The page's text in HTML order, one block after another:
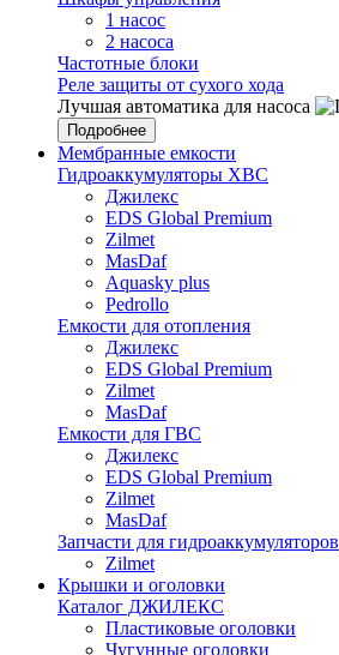
1 насос
2 насоса
Частотные блоки
Реле защиты от сухого хода
Лучшая автоматика для насоса
Подробнее
Мембранные емкости
Гидроаккумуляторы ХВС
Джилекс
EDS Global Premium
Zilmet
MasDaf
Aquasky plus
Pedrollo
Емкости для отопления
Джилекс
EDS Global Premium
Zilmet
MasDaf
Емкости для ГВС
Джилекс
EDS Global Premium
Zilmet
MasDaf
Запчасти для гидроаккумуляторов
Zilmet
Крышки и оголовки
Каталог ДЖИЛЕКС
Пластиковые оголовки
Чугунные оголовки